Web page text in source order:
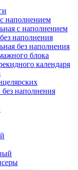
наполнением
с наполнением
наполнения
без наполнения
блока
календаря
наполнения